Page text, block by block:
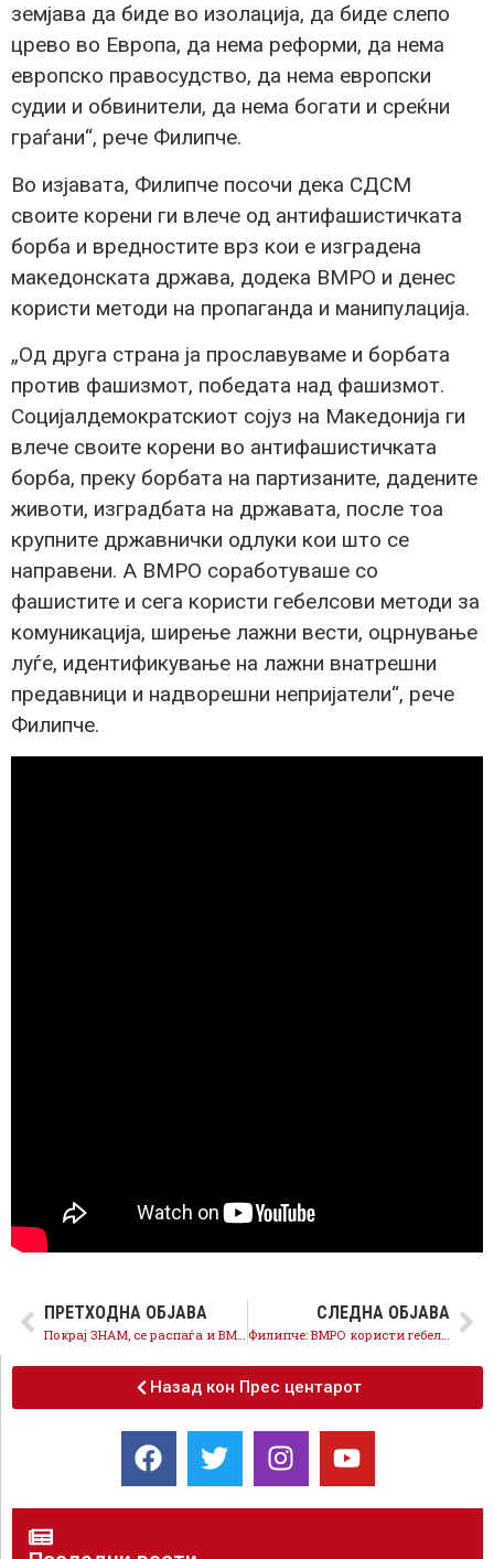
земјава да биде во изолација, да биде слепо
црево во Европа, да нема реформи, да нема
европско правосудство, да нема европски
судии и обвинители, да нема богати и среќни
граѓани“, рече Филипче.
Во изјавата, Филипче посочи дека СДСМ
своите корени ги влече од антифашистичката
борба и вредностите врз кои е изградена
македонската држава, додека ВМРО и денес
користи методи на пропаганда и манипулација.
„Од друга страна ја прославуваме и борбата
против фашизмот, победата над фашизмот.
Социјалдемократскиот сојуз на Македонија ги
влече своите корени во антифашистичката
борба, преку борбата на партизаните, дадените
животи, изградбата на државата, после тоа
крупните државнички одлуки кои што се
направени. А ВМРО соработуваше со
фашистите и сега користи гебелсови методи за
комуникација, ширење лажни вести, оцрнување
луѓе, идентификување на лажни внатрешни
предавници и надворешни непријатели“, рече
Филипче.
ПРЕТХОДНА ОБЈАВА СЛЕДНА ОБЈАВА
Филипче: ВМРО користи гебелсови методи, лаги и измислени непријатели
Назад кон Прес центарот